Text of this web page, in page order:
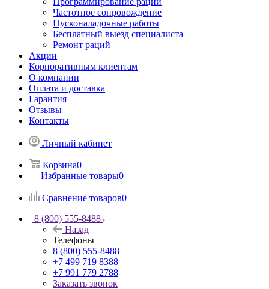
Частотное сопровождение
Пусконаладочные работы
Бесплатный выезд специалиста
Ремонт раций
Акции
Корпоративным клиентам
О компании
Оплата и доставка
Гарантия
Отзывы
Контакты
Личный кабинет
Корзина0
Избранные товары0
Сравнение товаров0
8 (800) 555-8488
Назад
Телефоны
8 (800) 555-8488
+7 499 719 8388
+7 991 779 2788
Заказать звонок